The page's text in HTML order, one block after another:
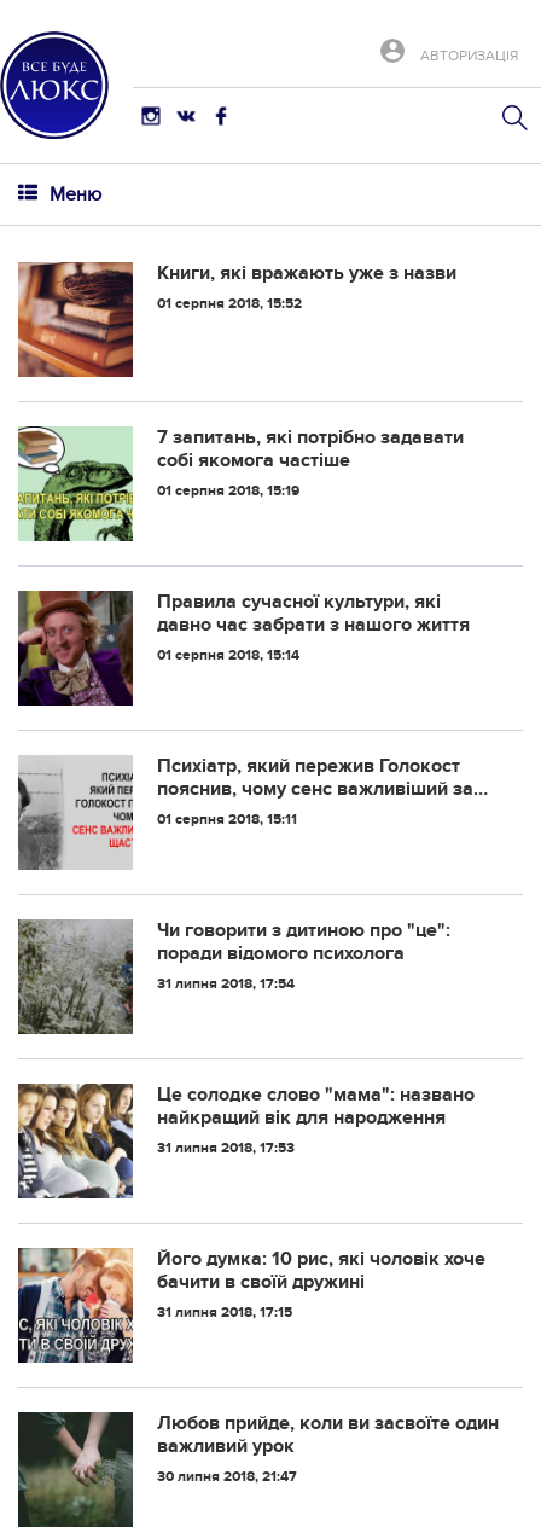
АВТОРИЗАЦІЯ
Меню
Книги, які вражають уже з назви
01 серпня 2018, 15:52
7 запитань, які потрібно задавати
собі якомога частіше
01 серпня 2018, 15:19
Правила сучасної культури, які
давно час забрати з нашого життя
01 серпня 2018, 15:14
Психіатр, який пережив Голокост
пояснив, чому сенс важливіший за
щастя
01 серпня 2018, 15:11
Чи говорити з дитиною про "це":
поради відомого психолога
31 липня 2018, 17:54
Це солодке слово "мама": названо
найкращий вік для народження
31 липня 2018, 17:53
Його думка: 10 рис, які чоловік хоче
бачити в своїй дружині
31 липня 2018, 17:15
Любов прийде, коли ви засвоїте один
важливий урок
30 липня 2018, 21:47